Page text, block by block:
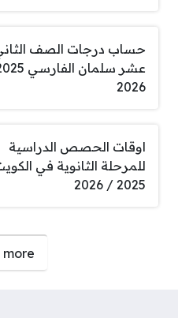
حساب درجات الصف
2026
اوقات الحصص الدراسية
للمرحلة الثانوية في
2025 / 2026
more